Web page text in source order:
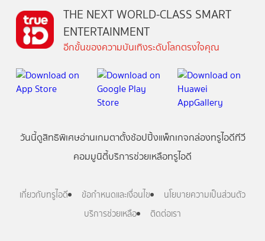
THE NEXT WORLD-CLASS SMART
ENTERTAINMENT
อีกขั้นของความบันเทิงระดับโลกตรงใจคุณ
วันนี้ดูสิทธิพิเศษอ่านเกมตาตั้งช้อปปิ้งแพ็กเกจกล่องทรูไอดีทีวี
คอมมูนิตี้บริการช่วยเหลือทรูไอดี
เกี่ยวกับทรูไอดี ข้อกำหนดและเงื่อนไข
นโยบายความเป็นส่วนตัว
บริการช่วยเหลือ
ติดต่อเรา